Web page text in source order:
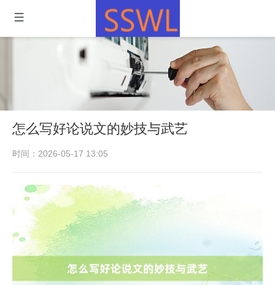
怎么写好论说文的妙技与武艺
时间：2026-05-17 13:05